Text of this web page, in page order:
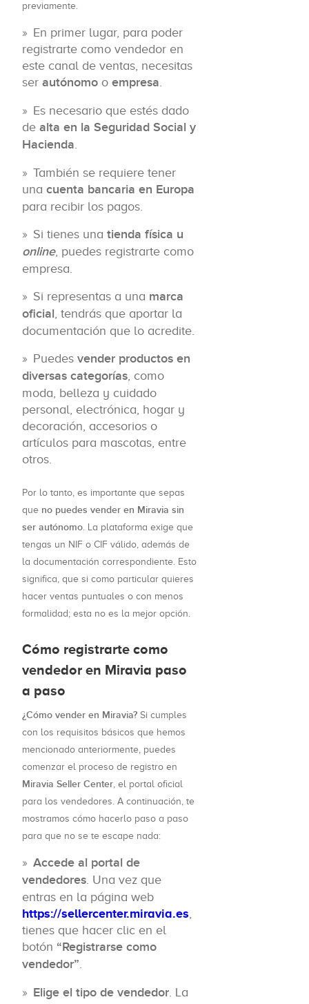
previamente.
En primer lugar, para poder
registrarte como vendedor en
este canal de ventas, necesitas
ser autónomo o empresa.
Es necesario que estés dado
de alta en la Seguridad Social y
Hacienda.
También se requiere tener
una cuenta bancaria en Europa
para recibir los pagos.
Si tienes una tienda física u
online, puedes registrarte como
empresa.
Si representas a una marca
oficial, tendrás que aportar la
documentación que lo acredite.
Puedes vender productos en
diversas categorías, como
moda, belleza y cuidado
personal, electrónica, hogar y
decoración, accesorios o
artículos para mascotas, entre
otros.
Por lo tanto, es importante que sepas
que no puedes vender en Miravia sin
ser autónomo. La plataforma exige que
tengas un NIF o CIF válido, además de
la documentación correspondiente. Esto
significa, que si como particular quieres
hacer ventas puntuales o con menos
formalidad; esta no es la mejor opción.
Cómo registrarte como
vendedor en Miravia paso
a paso
¿Cómo vender en Miravia? Si cumples
con los requisitos básicos que hemos
mencionado anteriormente, puedes
comenzar el proceso de registro en
Miravia Seller Center, el portal oficial
para los vendedores. A continuación, te
mostramos cómo hacerlo paso a paso
para que no se te escape nada:
Accede al portal de
vendedores. Una vez que
entras en la página web
https://sellercenter.miravia.es,
tienes que hacer clic en el
botón “Registrarse como
vendedor”.
Elige el tipo de vendedor. La